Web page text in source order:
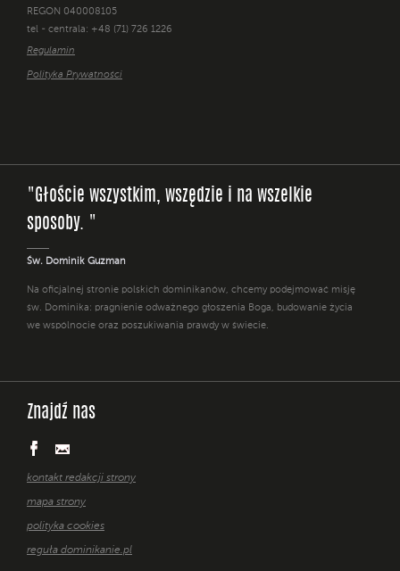
REGON 040008105
tel - centrala: +48 (71) 726 1226
Regulamin
Polityka Prywatności
"Głoście wszystkim, wszędzie i na wszelkie
sposoby. "
Św. Dominik Guzman
Na oficjalnej stronie polskich dominikanów, chcemy podejmować misję
św. Dominika: pragnienie odważnego głoszenia Boga, budowanie życia
we wspólnocie oraz poszukiwania prawdy w świecie.
Znajdź nas
kontakt redakcji strony
mapa strony
polityka cookies
reguła dominikanie.pl